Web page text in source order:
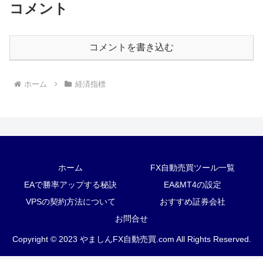
コメント
コメントを書き込む
ホーム 経済指標
ホーム
FX自動売買ツール一覧
EAで勝率アップする秘訣
EA&MT4の設定
VPSの契約方法について
おすすめ証券会社
お問合せ
Copyright © 2023 やましんFX自動売買.com All Rights Reserved.